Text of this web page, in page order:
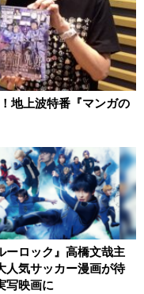
地上波特番『マンガの
ーロック』高橋文哉主
人気サッカー漫画が待
写映画に